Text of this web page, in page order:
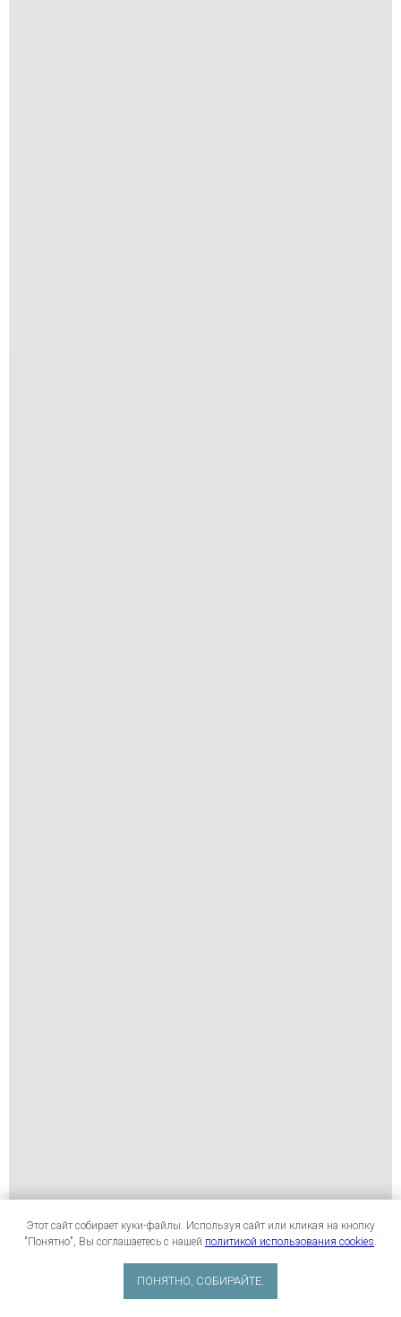
Этот сайт собирает куки-файлы. Используя сайт или кликая на кнопку
"Понятно", Вы соглашаетесь с нашей политикой использования cookies.
ПОНЯТНО, СОБИРАЙТЕ.